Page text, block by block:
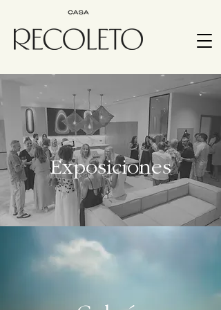
Exposiciones